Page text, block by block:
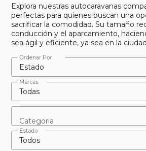
Explora nuestras autocaravanas
perfectas para quienes buscan una
sacrificar la comodidad. Su tamaño
conducción y el aparcamiento,
sea ágil y eficiente, ya sea en la
Ordenar Por
Estado
Marcas
Todas
Categoria
Estado
Todos